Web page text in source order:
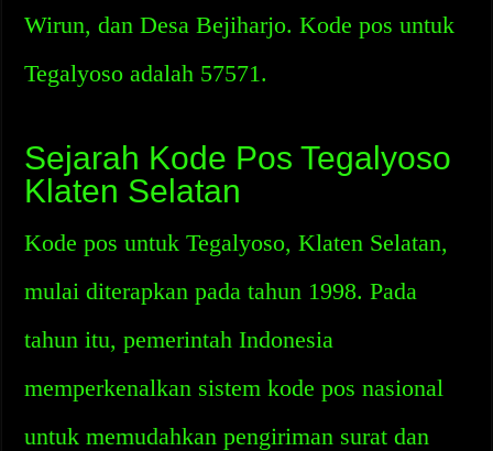
Wirun, dan Desa Bejiharjo. Kode pos untuk
Tegalyoso adalah 57571.
Sejarah Kode Pos Tegalyoso
Klaten Selatan
Kode pos untuk Tegalyoso, Klaten Selatan,
mulai diterapkan pada tahun 1998. Pada
tahun itu, pemerintah Indonesia
memperkenalkan sistem kode pos nasional
untuk memudahkan pengiriman surat dan